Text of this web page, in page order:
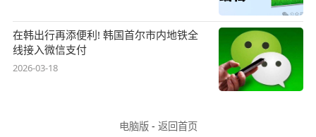
在韩出行再添便利! 韩国首尔市内地铁全
线接入微信支付
2026-03-18
电脑版- 返回首页